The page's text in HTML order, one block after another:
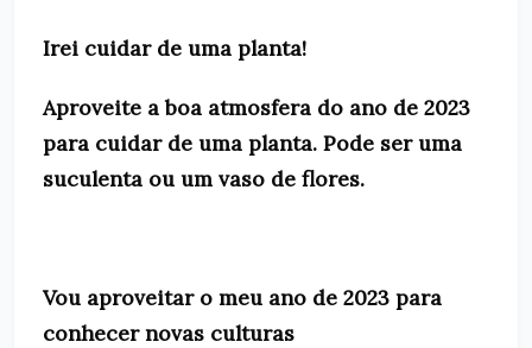
Irei cuidar de uma planta!
Aproveite a boa atmosfera do ano de 2023
para cuidar de uma planta. Pode ser uma
suculenta ou um vaso de flores.
Vou aproveitar o meu ano de 2023 para
conhecer novas culturas